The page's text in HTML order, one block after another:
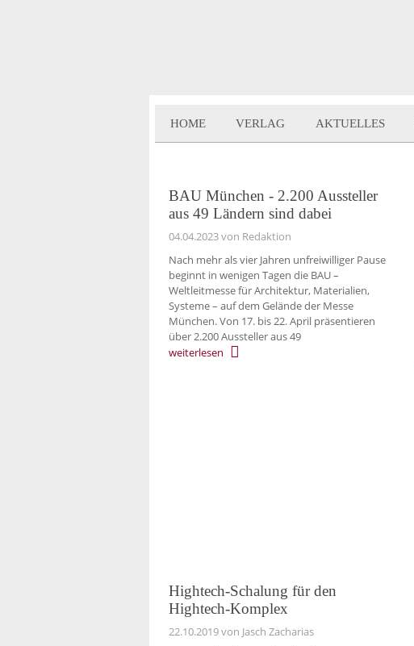
HOME VERLAG AKTUELLES
BAU München - 2.200 Aussteller
aus 49 Ländern sind dabei
04.04.2023von Redaktion
Nach mehr als vier Jahren unfreiwilliger Pause
beginnt in wenigen Tagen die BAU –
Weltleitmesse für Architektur, Materialien,
Systeme – auf dem Gelände der Messe
München. Von 17. bis 22. April präsentieren
über 2.200 Aussteller aus 49
weiterlesen
Hightech-Schalung für den
Hightech-Komplex
22.10.2019von Jasch Zacharias